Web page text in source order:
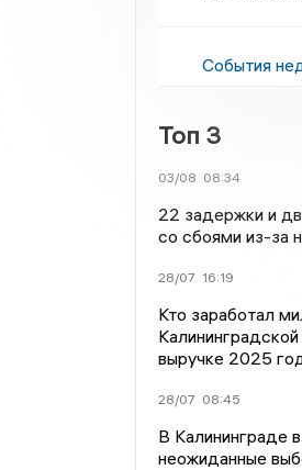
События
Топ 3
03/08 08:34
22 задержки и
со сбоями из-за
28/07 16:19
Кто заработал
выручке 2025
28/07 08:45
В Калининграде
неожиданные